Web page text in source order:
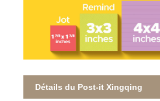
Détails du Post-it Xingqing